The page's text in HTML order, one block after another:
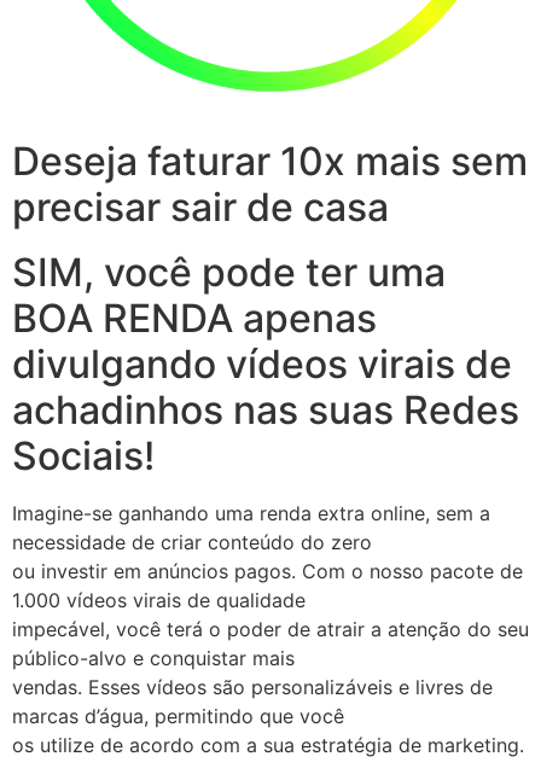
Deseja faturar 10x mais sem
precisar sair de casa
SIM, você pode ter uma
BOA RENDA apenas
divulgando vídeos virais de
achadinhos nas suas Redes
Sociais!
Imagine-se ganhando uma renda extra online, sem a
necessidade de criar conteúdo do zero
ou investir em anúncios pagos. Com o nosso pacote de
1.000 vídeos virais de qualidade
impecável, você terá o poder de atrair a atenção do seu
público-alvo e conquistar mais
vendas. Esses vídeos são personalizáveis e livres de
marcas d’água, permitindo que você
os utilize de acordo com a sua estratégia de marketing.